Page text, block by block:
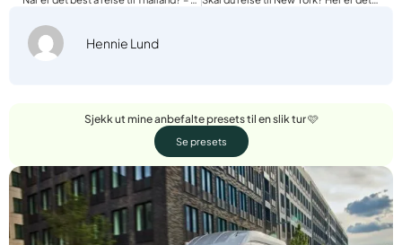
Hennie Lund
Sjekk ut mine anbefalte presets til en slik tur 🩷
Se presets